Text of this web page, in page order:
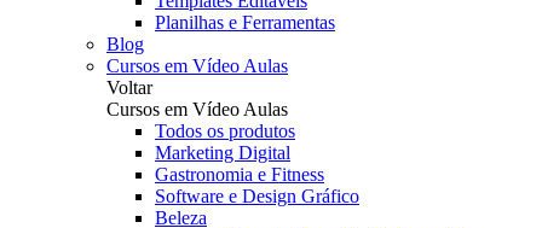
Planilhas e Ferramentas
Blog
Cursos em Vídeo Aulas
Voltar
Cursos em Vídeo Aulas
Todos os produtos
Marketing Digital
Gastronomia e Fitness
Software e Design Gráfico
Beleza